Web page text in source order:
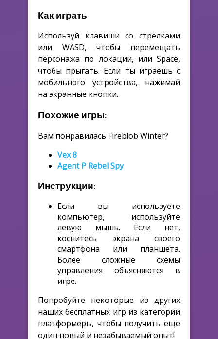
Как играть
Используй клавиши со стрелками
или WASD, чтобы перемещать
персонажа по локации, или Space,
чтобы прыгать. Если ты играешь с
мобильного устройства, нажимай
на экранные кнопки.
Похожие игры:
Вам понравилась Fireblob Winter?
Vex 8
Agent P Rebel Spy
Инструкции:
Если вы используете
компьютер, используйте
левую мышь. Если нет,
коснитесь экрана своего
смартфона или планшета.
Более сложные схемы
управления объясняются в
игре.
Попробуйте некоторые из других
наших бесплатных игр из категории
платформеры, чтобы получить еще
один новый и незабываемый опыт!